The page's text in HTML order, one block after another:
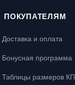
ПОКУПАТЕЛЯМ
Доставка и оплата
Бонусная программа
Таблицы размеров